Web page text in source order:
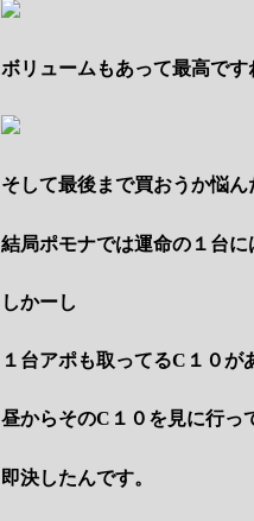
ボリュームもあって最高です
そして最後まで買おうか悩ん
結局ポモナでは運命の１台に
しかーし
１台アポも取ってるC１０が
昼からそのC１０を見に行っ
即決したんです。